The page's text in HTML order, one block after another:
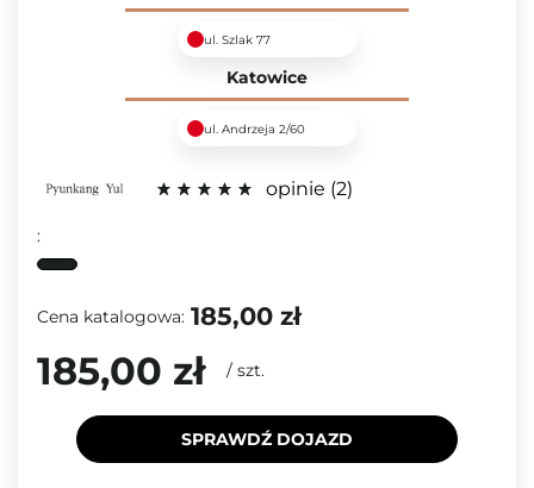
ul. Szlak 77
Katowice
ul. Andrzeja 2/60
opinie 2
:
Cena katalogowa: 185,00 zł
185,00 zł / szt.
SPRAWDŹ DOJAZD